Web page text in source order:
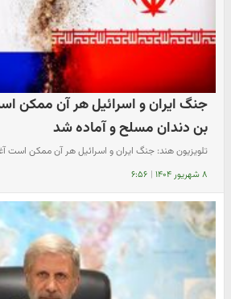
جنگ ایران و اسرائیل هر آن ممکن
بن دندان مسلح و آماده شد
تلویزیون هند: جنگ ایران و اسرائیل هر آن ممکن است
۸ شهریور ۱۴۰۴ | ۶:۵۶